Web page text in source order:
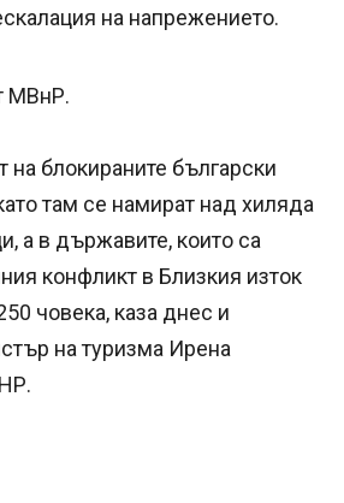
на напрежението.
МВнР.
на блокираните български
там се намират над хиляда
а в държавите, които са
конфликт в Близкия изток
човека, каза днес и
на туризма Ирена